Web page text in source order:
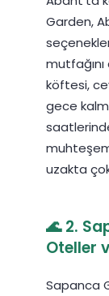
Garden,
köftesi,
gece
uzakta
🌊 2.
Oteller
Sapanca